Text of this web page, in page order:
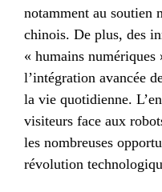
notamment au soutien
chinois. De plus, des
« humains
l’intégration avancée
la vie quotidienne.
visiteurs face aux
les nombreuses
révolution